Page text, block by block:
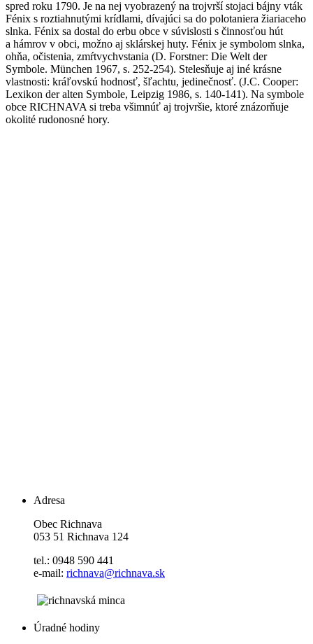
spred roku 1790. Je na nej vyobrazený na trojvrší stojaci bájny vták
Fénix s roztiahnutými krídlami, dívajúci sa do polotaniera žiariaceho
slnka. Fénix sa dostal do erbu obce v súvislosti s činnosťou hút
a hámrov v obci, možno aj sklárskej huty. Fénix je symbolom slnka,
ohňa, očistenia, zmŕtvychvstania (D. Forstner: Die Welt der
Symbole. München 1967, s. 252-254). Stelesňuje aj iné krásne
vlastnosti: kráľovskú hodnosť, šľachtu, jedinečnosť. (J.C. Cooper:
Lexikon der alten Symbole, Leipzig 1986, s. 140-141). Na symbole
obce RICHNAVA si treba všimnúť aj trojvršie, ktoré znázorňuje
okolité rudonosné hory.
Adresa
Obec Richnava
053 51 Richnava 124
tel.: 0948 590 441
e-mail: richnava@richnava.sk
Úradné hodiny